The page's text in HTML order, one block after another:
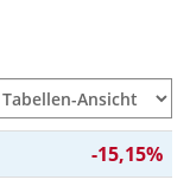
-15,15%